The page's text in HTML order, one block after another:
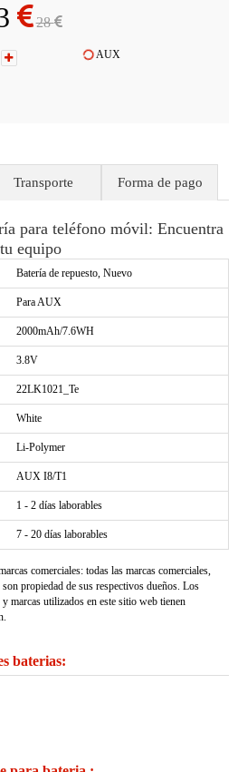
28
AUX
Transporte Forma de pago
para teléfono móvil: Encuentra
equipo
Batería de repuesto, Nuevo
Para AUX
2000mAh/7.6WH
3.8V
22LK1021_Te
White
Li-Polymer
AUX I8/T1
1 - 2 días laborables
7 - 20 días laborables
comerciales: todas las marcas comerciales,
propiedad de sus respectivos dueños. Los
marcas utilizados en este sitio web tienen
baterias: